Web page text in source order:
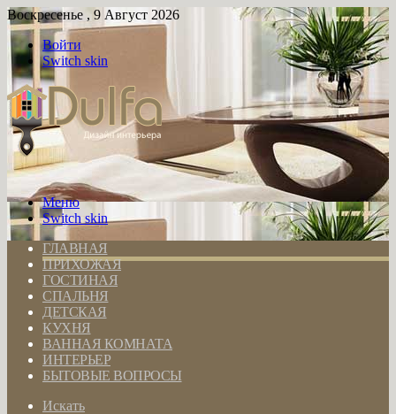
Воскресенье , 9 Август 2026
Войти
Switch skin
Меню
Switch skin
ГЛАВНАЯ
ПРИХОЖАЯ
ГОСТИНАЯ
СПАЛЬНЯ
ДЕТСКАЯ
КУХНЯ
ВАННАЯ КОМНАТА
ИНТЕРЬЕР
БЫТОВЫЕ ВОПРОСЫ
Искать